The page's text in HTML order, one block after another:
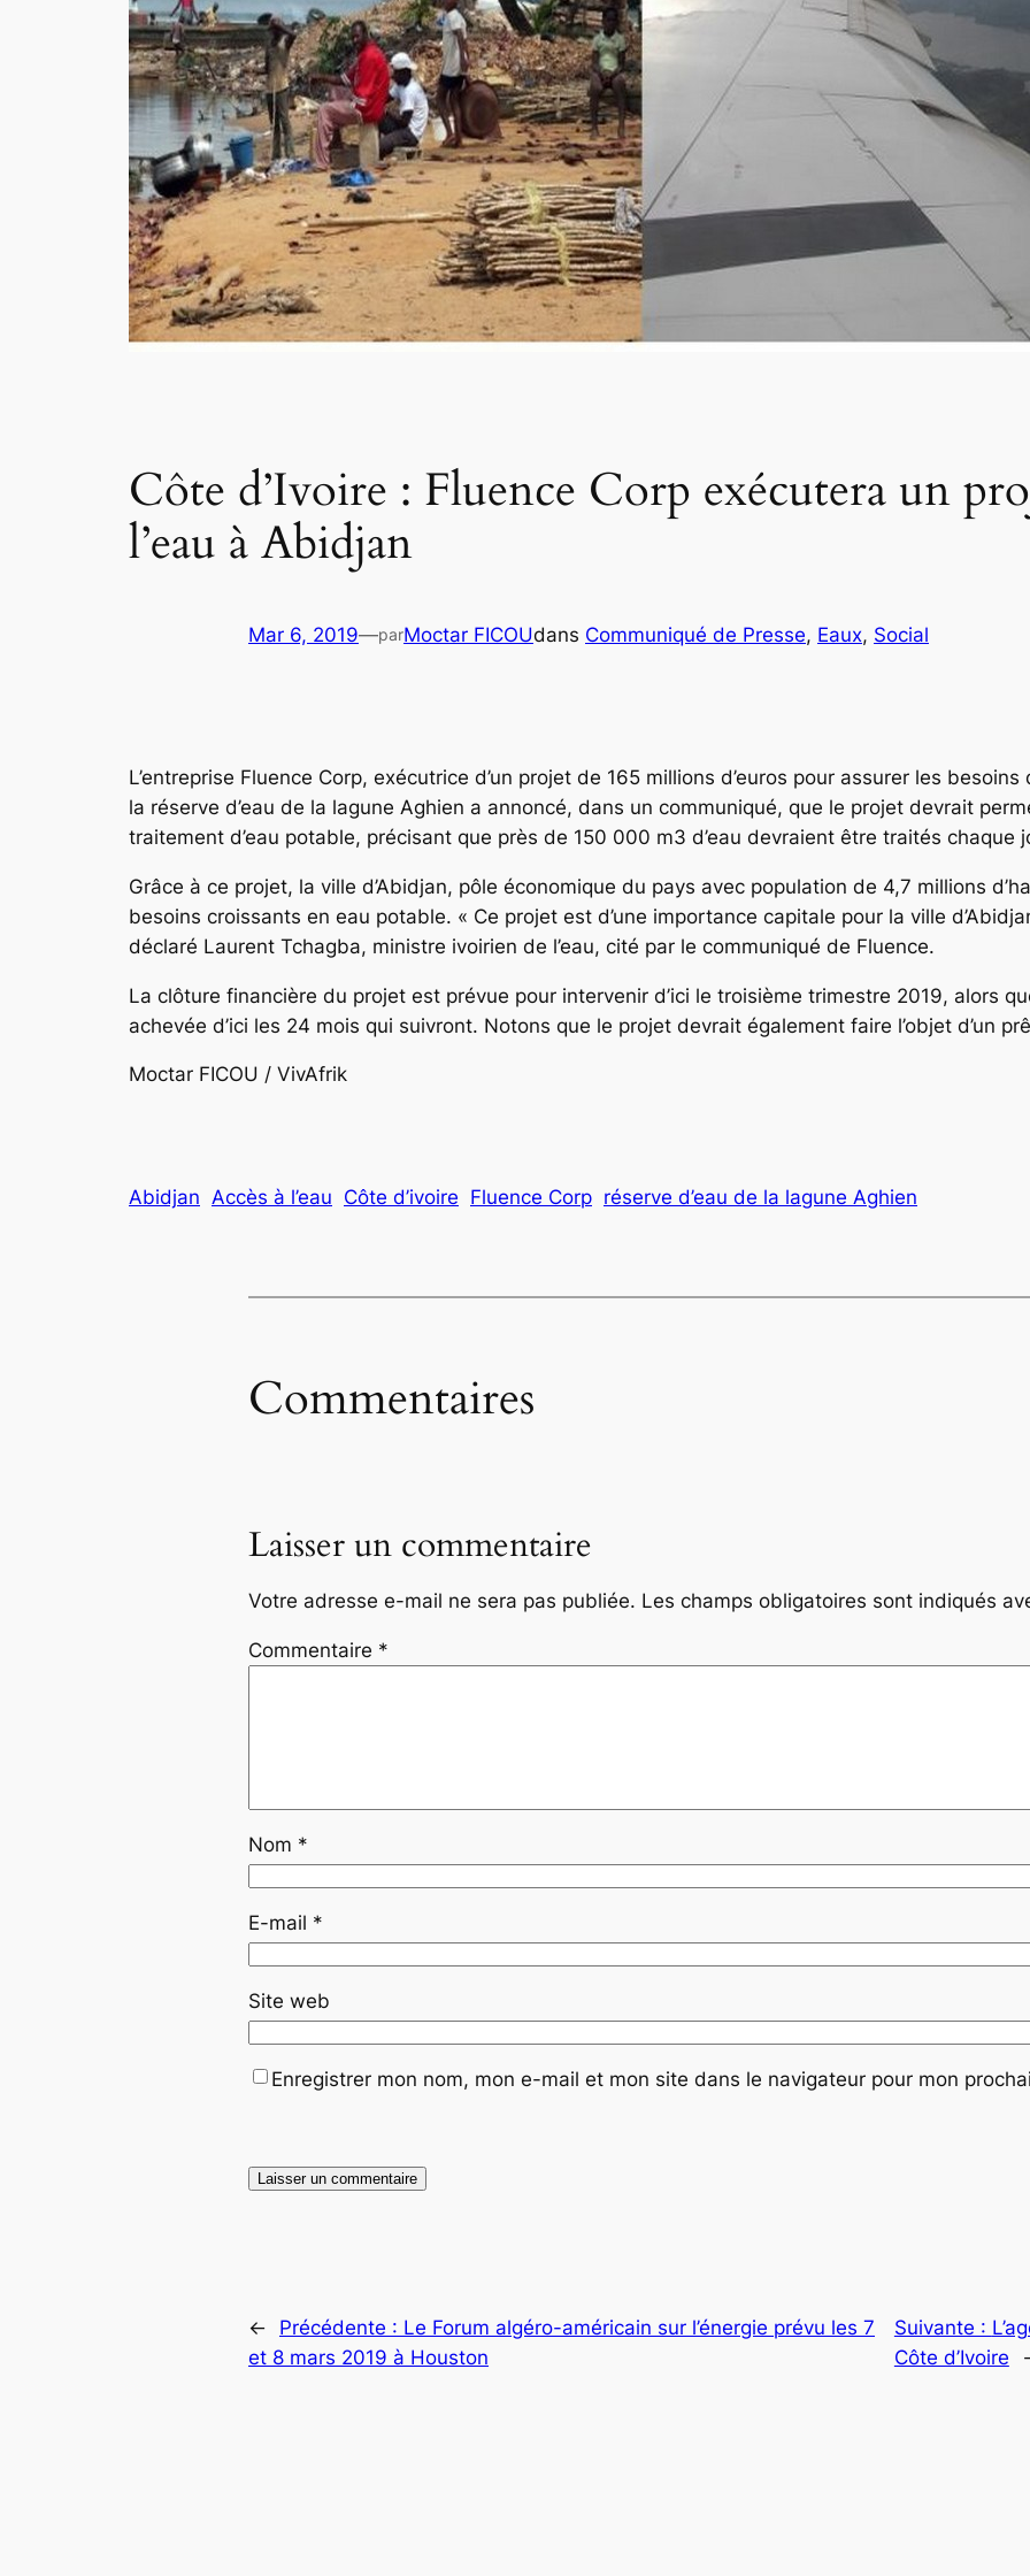
Côte d’Ivoire : Fluence Corp exécutera un
l’eau à Abidjan
Mar 6, 2019—parMoctar FICOUdans Communiqué de Presse, Eaux, Social
L’entreprise Fluence Corp, exécutrice d’un projet de 165 millions d’euros pour assurer les
la réserve d’eau de la lagune Aghien a annoncé, dans un communiqué, que le projet devrait
traitement d’eau potable, précisant que près de 150 000 m3 d’eau devraient être traités chaque
Grâce à ce projet, la ville d’Abidjan, pôle économique du pays avec population de 4,7 millions
besoins croissants en eau potable. « Ce projet est d’une importance capitale pour la ville
déclaré Laurent Tchagba, ministre ivoirien de l’eau, cité par le communiqué de Fluence.
La clôture financière du projet est prévue pour intervenir d’ici le troisième trimestre 2019, alors
achevée d’ici les 24 mois qui suivront. Notons que le projet devrait également faire l’objet d’un
Moctar FICOU / VivAfrik
Abidjan Accès à l’eau Côte d’ivoire Fluence Corp réserve d’eau de la lagune Aghien
Commentaires
Laisser un commentaire
Votre adresse e-mail ne sera pas publiée. Les champs obligatoires sont indiqués
Commentaire *
Nom *
E-mail *
Site web
Enregistrer mon nom, mon e-mail et mon site dans le navigateur pour mon
← Précédente : Le Forum algéro-américain sur l’énergie prévu les 7
et 8 mars 2019 à Houston
Suivante :
Côte d’Ivoire